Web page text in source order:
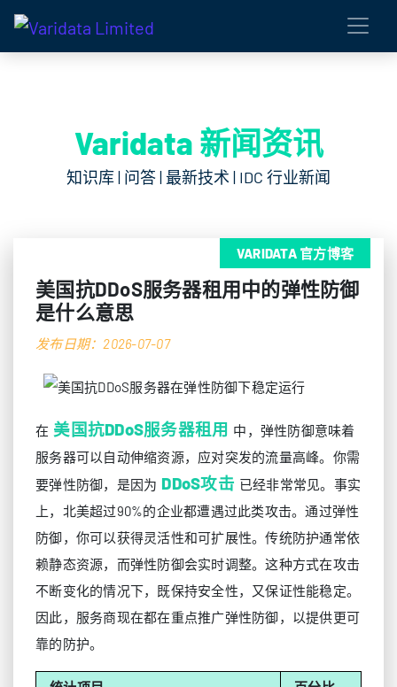
Varidata 新闻资讯
知识库 | 问答 | 最新技术 | IDC 行业新闻
VARIDATA 官方博客
美国抗DDoS服务器租用中的弹性防御
是什么意思
发布日期：2026-07-07
在 美国抗DDoS服务器租用 中，弹性防御意味着
服务器可以自动伸缩资源，应对突发的流量高峰。你需
要弹性防御，是因为 DDoS攻击 已经非常常见。事实
上，北美超过90%的企业都遭遇过此类攻击。通过弹性
防御，你可以获得灵活性和可扩展性。传统防护通常依
赖静态资源，而弹性防御会实时调整。这种方式在攻击
不断变化的情况下，既保持安全性，又保证性能稳定。
因此，服务商现在都在重点推广弹性防御，以提供更可
靠的防护。